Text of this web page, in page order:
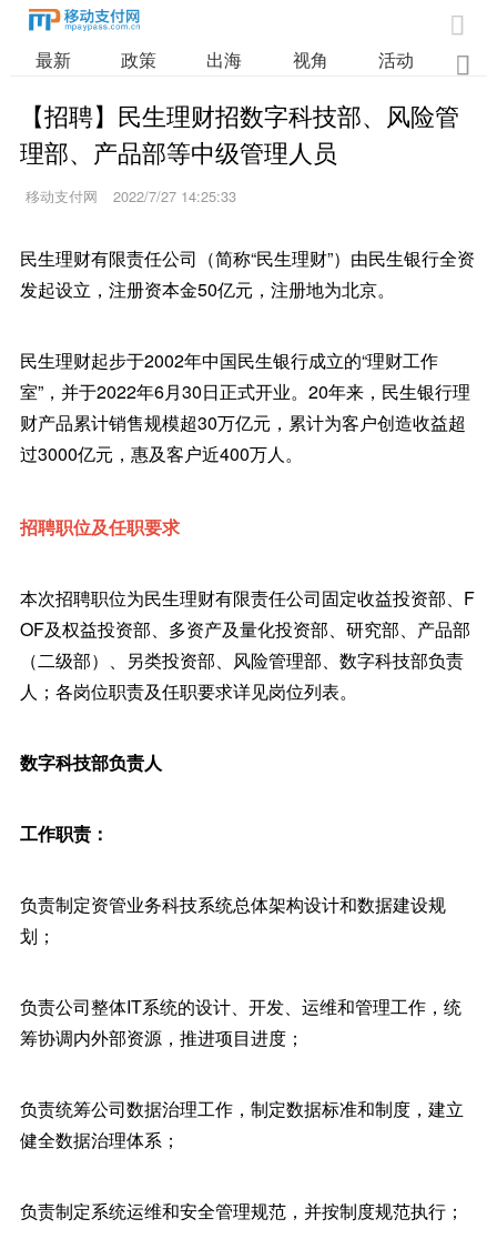

最新 政策 出海 视角 活动 业

【招聘】民生理财招数字科技部、风险管
理部、产品部等中级管理人员
移动支付网 2022/7/27 14:25:33
民生理财有限责任公司（简称“民生理财”）由民生银行全资
发起设立，注册资本金50亿元，注册地为北京。
民生理财起步于2002年中国民生银行成立的“理财工作
室”，并于2022年6月30日正式开业。20年来，民生银行理
财产品累计销售规模超30万亿元，累计为客户创造收益超
过3000亿元，惠及客户近400万人。
招聘职位及任职要求
本次招聘职位为民生理财有限责任公司固定收益投资部、F
OF及权益投资部、多资产及量化投资部、研究部、产品部
（二级部）、另类投资部、风险管理部、数字科技部负责
人；各岗位职责及任职要求详见岗位列表。
数字科技部负责人
工作职责：
负责制定资管业务科技系统总体架构设计和数据建设规
划；
负责公司整体IT系统的设计、开发、运维和管理工作，统
筹协调内外部资源，推进项目进度；
负责统筹公司数据治理工作，制定数据标准和制度，建立
健全数据治理体系；
负责制定系统运维和安全管理规范，并按制度规范执行；